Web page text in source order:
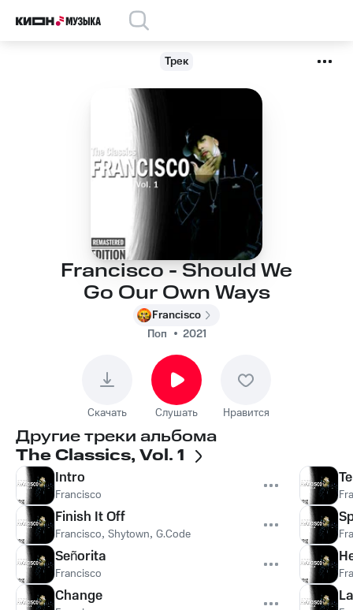
Трек
Francisco - Should We
Go Our Own Ways
Francisco
Поп
2021
Скачать Слушать Нравится
Другие треки альбома
The Classics, Vol. 1
Intro
Francisco
Finish It Off
Francisco, Shytown, G.Code
Señorita
Francisco
Change